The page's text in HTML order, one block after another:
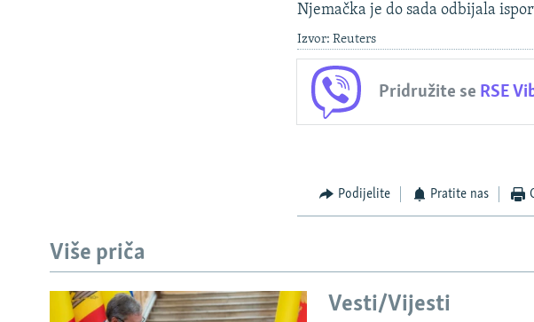
Njemačka je do sada odbijala
Izvor: Reuters
Pridružite se RSE
Podijelite Pratite nas
Više priča
Vesti/Vijesti